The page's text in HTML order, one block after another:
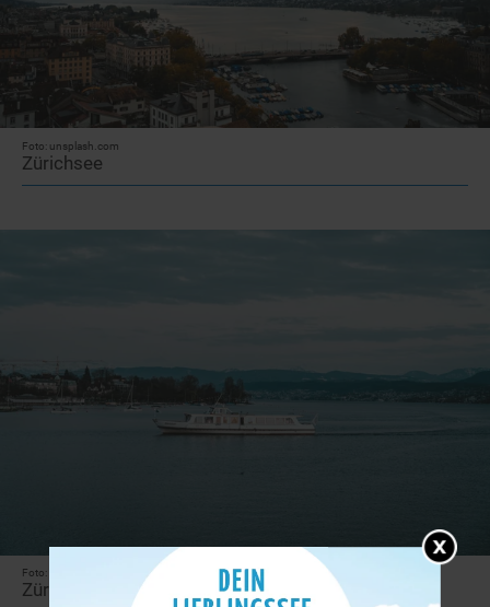
Foto: unsplash.com
Zürichsee
Foto: unsplash.com
Zürichsee